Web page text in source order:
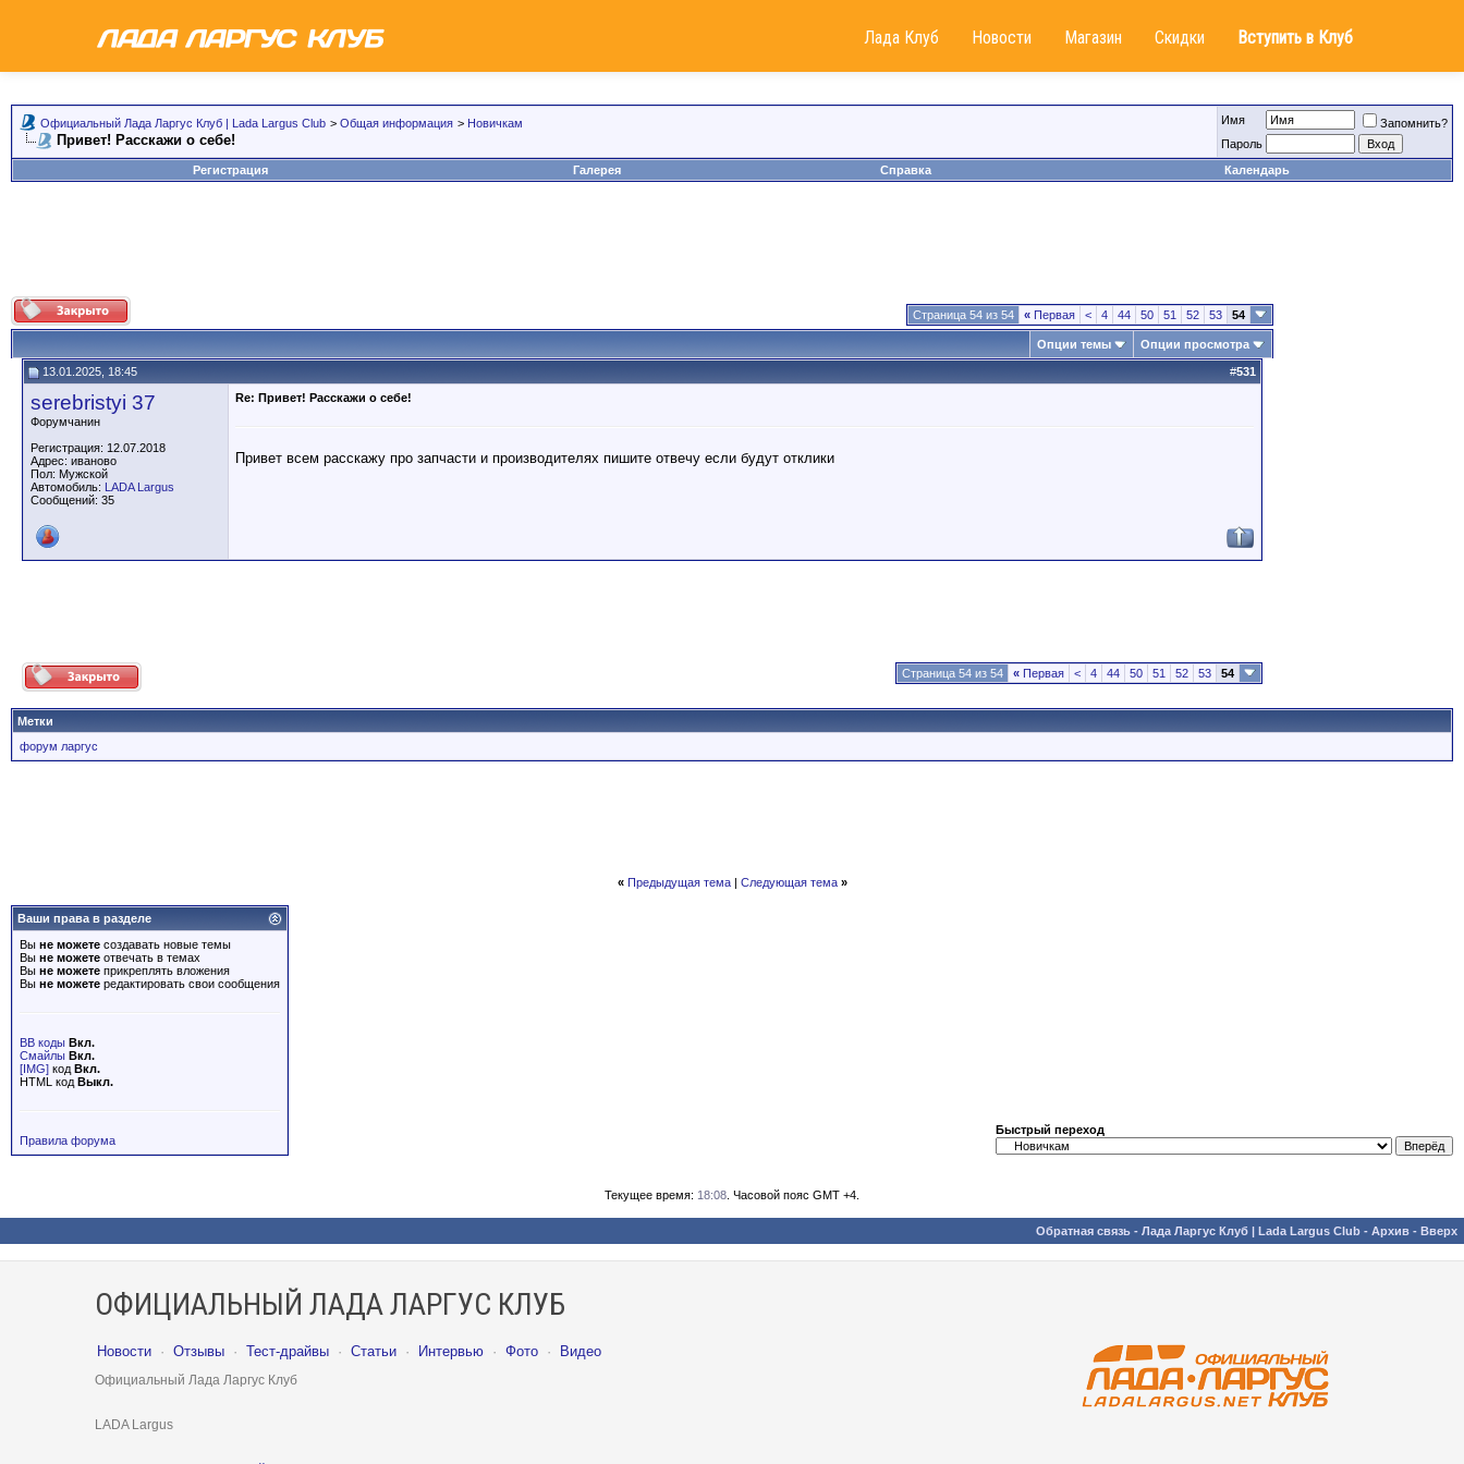
Лада Клуб Новости Магазин Скидки Вступить в Клуб
Официальный Лада Ларгус Клуб | Lada Largus Club > Общая информация > Новичкам
Привет! Расскажи о себе!
Имя
Запомнить?
Пароль
Регистрация
Галерея Справка Календарь
Страница 54 из 54 « Первая < 4 44 50 51 52 53 54
Опции темы Опции просмотра
13.01.2025, 18:45 #531
serebristyi 37
Форумчанин
Регистрация: 12.07.2018
Адрес: иваново
Пол: Мужской
Автомобиль: LADA Largus
Сообщений: 35
Re: Привет! Расскажи о себе!
Привет всем расскажу про запчасти и производителях пишите отвечу если будут отклики
Страница 54 из 54 « Первая < 4 44 50 51 52 53 54
Метки
форум ларгус
« Предыдущая тема| Следующая тема »
Ваши права в разделе
Вы не можете создавать новые темы
Вы не можете отвечать в темах
Вы не можете прикреплять вложения
Вы не можете редактировать свои сообщения
BB коды Вкл.
Смайлы Вкл.
[IMG] код Вкл.
HTML код Выкл.
Правила форума
Быстрый переход
Текущее время: 18:08 . Часовой пояс GMT +4.
Обратная связь - Лада Ларгус Клуб | Lada Largus Club - Архив - Вверх
ОФИЦИАЛЬНЫЙ ЛАДА ЛАРГУС КЛУБ
Новости · Отзывы · Тест-драйвы · Статьи · Интервью · Фото · Видео
Официальный Лада Ларгус Клуб
LADA Largus